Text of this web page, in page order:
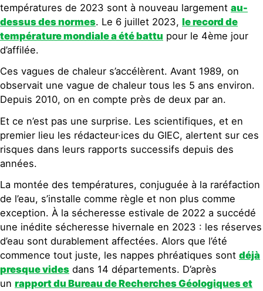
températures de 2023 sont à nouveau largement au-
dessus des normes. Le 6 juillet 2023, le record de
température mondiale a été battu pour le 4ème jour
d’affilée.
Ces vagues de chaleur s’accélèrent. Avant 1989, on
observait une vague de chaleur tous les 5 ans environ.
Depuis 2010, on en compte près de deux par an.
Et ce n’est pas une surprise. Les scientifiques, et en
premier lieu les rédacteur·ices du GIEC, alertent sur ces
risques dans leurs rapports successifs depuis des
années.
La montée des températures, conjuguée à la raréfaction
de l’eau, s’installe comme règle et non plus comme
exception. À la sécheresse estivale de 2022 a succédé
une inédite sécheresse hivernale en 2023 : les réserves
d’eau sont durablement affectées. Alors que l’été
commence tout juste, les nappes phréatiques sont déjà
presque vides dans 14 départements. D’après
un rapport du Bureau de Recherches Géologiques et